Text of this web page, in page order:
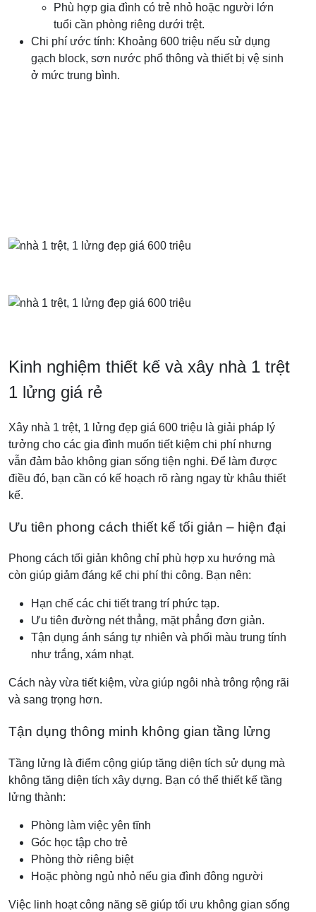
Phù hợp gia đình có trẻ nhỏ hoặc người lớn
tuổi cần phòng riêng dưới trệt.
Chi phí ước tính: Khoảng 600 triệu nếu sử dụng
gạch block, sơn nước phổ thông và thiết bị vệ sinh
ở mức trung bình.
Kinh nghiệm thiết kế và xây nhà 1 trệt
1 lửng giá rẻ
Xây nhà 1 trệt, 1 lửng đẹp giá 600 triệu là giải pháp lý
tưởng cho các gia đình muốn tiết kiệm chi phí nhưng
vẫn đảm bảo không gian sống tiện nghi. Để làm được
điều đó, bạn cần có kế hoạch rõ ràng ngay từ khâu thiết
kế.
Ưu tiên phong cách thiết kế tối giản – hiện đại
Phong cách tối giản không chỉ phù hợp xu hướng mà
còn giúp giảm đáng kể chi phí thi công. Bạn nên:
Hạn chế các chi tiết trang trí phức tạp.
Ưu tiên đường nét thẳng, mặt phẳng đơn giản.
Tận dụng ánh sáng tự nhiên và phối màu trung tính
như trắng, xám nhạt.
Cách này vừa tiết kiệm, vừa giúp ngôi nhà trông rộng rãi
và sang trọng hơn.
Tận dụng thông minh không gian tầng lửng
Tầng lửng là điểm cộng giúp tăng diện tích sử dụng mà
không tăng diện tích xây dựng. Bạn có thể thiết kế tầng
lửng thành:
Phòng làm việc yên tĩnh
Góc học tập cho trẻ
Phòng thờ riêng biệt
Hoặc phòng ngủ nhỏ nếu gia đình đông người
Việc linh hoạt công năng sẽ giúp tối ưu không gian sống